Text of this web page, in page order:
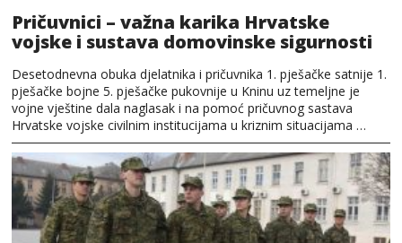
Pričuvnici – važna karika Hrvatske
vojske i sustava domovinske sigurnosti
Desetodnevna obuka djelatnika i pričuvnika 1. pješačke satnije 1.
pješačke bojne 5. pješačke pukovnije u Kninu uz temeljne je
vojne vještine dala naglasak i na pomoć pričuvnog sastava
Hrvatske vojske civilnim institucijama u kriznim situacijama …